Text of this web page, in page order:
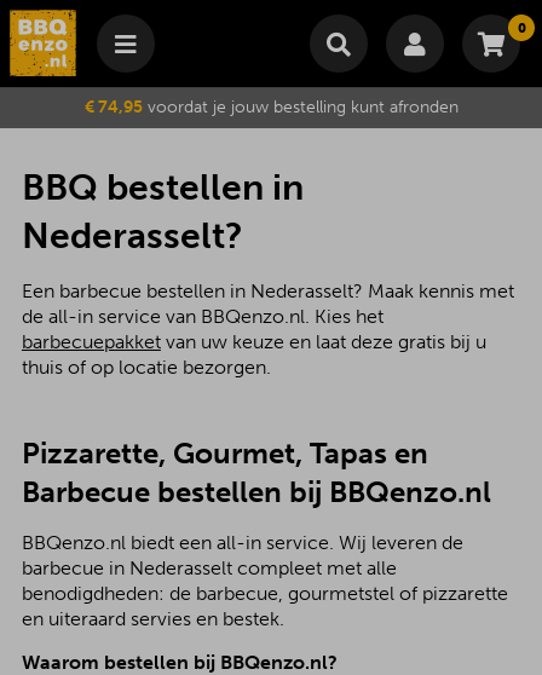
0
Winkelmand
Je winkelwagen is momenteel leeg.
Subtotaal €
Wijzig winkelmand
€ 74,95voordat je jouw bestelling kunt afronden
BBQ bestellen in
Nederasselt?
Een barbecue bestellen in Nederasselt? Maak kennis met
de all-in service van BBQenzo.nl. Kies het
barbecuepakketvan uw keuze en laat deze gratis bij u
thuis of op locatie bezorgen.
Pizzarette, Gourmet, Tapas en
Barbecue bestellen bij BBQenzo.nl
BBQenzo.nl biedt een all-in service. Wij leveren de
barbecue in Nederasselt compleet met alle
benodigdheden: de barbecue, gourmetstel of pizzarette
en uiteraard servies en bestek.
Waarom bestellen bij BBQenzo.nl?